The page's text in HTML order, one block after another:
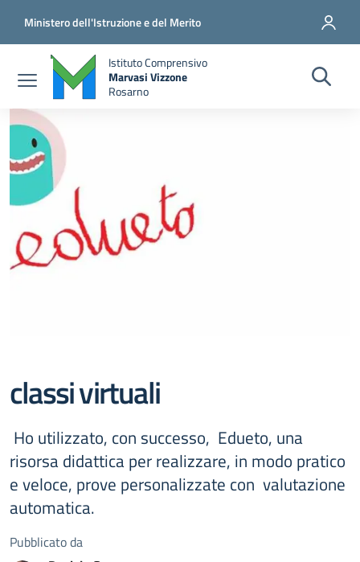
Ministero dell'Istruzione e del Merito
Istituto Comprensivo
Marvasi Vizzone
Rosarno
classi virtuali
Ho utilizzato, con successo, Edueto, una
risorsa didattica per realizzare, in modo pratico
e veloce, prove personalizzate con valutazione
automatica.
Pubblicato da